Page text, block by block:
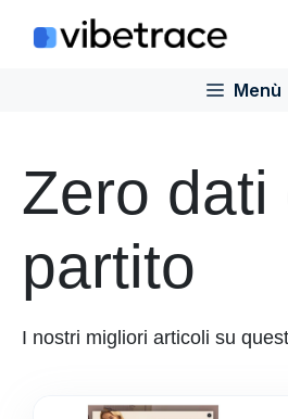
Menù
Zero dati
partito
I nostri migliori articoli su